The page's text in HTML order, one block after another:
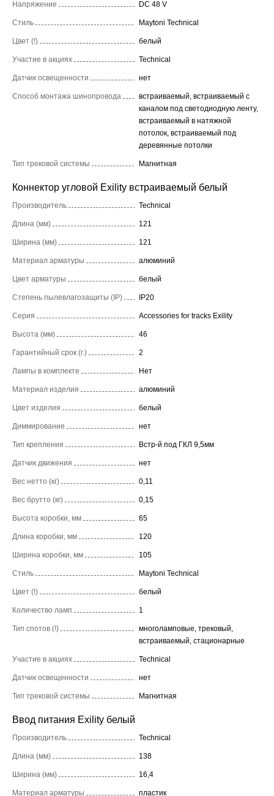
Напряжение DC 48 V
Стиль Maytoni Technical
Цвет (!) белый
Участие в акциях Technical
Датчик освещенности нет
Способ монтажа шинопровода
встраиваемый, встраиваемый с
каналом под светодиодную ленту,
встраиваемый в натяжной
потолок, встраиваемый под
деревянные потолки
Тип трековой системы Магнитная
Коннектор угловой Exility встраиваемый белый
Производитель Technical
Длина (мм) 121
Ширина (мм) 121
Материал арматуры алюминий
Цвет арматуры белый
Степень пылевлагозащиты (IP) IP20
Серия Accessories for tracks Exility
Высота (мм) 46
Гарантийный срок (г.) 2
Лампы в комплекте Нет
Материал изделия алюминий
Цвет изделия белый
Диммирование нет
Тип крепления Встр-й под ГКЛ 9,5мм
Датчик движения нет
Вес нетто (кг) 0,11
Вес брутто (кг) 0,15
Высота коробки, мм 65
Длина коробки, мм 120
Ширина коробки, мм 105
Стиль Maytoni Technical
Цвет (!) белый
Количество ламп 1
Тип спотов (!)
многоламповые, трековый,
встраиваемый, стационарные
Участие в акциях Technical
Датчик освещенности нет
Тип трековой системы Магнитная
Ввод питания Exility белый
Производитель Technical
Длина (мм) 138
Ширина (мм) 16,4
Материал арматуры пластик